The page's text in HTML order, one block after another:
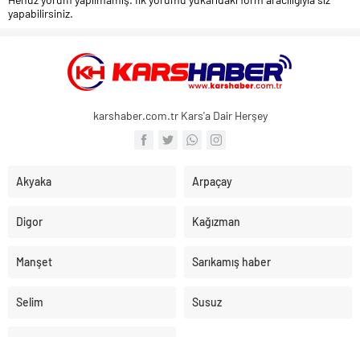
yapabilirsiniz.
karshaber.com.tr Kars'a Dair Herşey
Akyaka Arpaçay
Digor Kağızman
Manşet Sarıkamış haber
Selim Susuz